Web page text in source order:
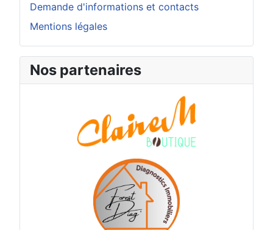
Demande d'informations et contacts
Mentions légales
Nos partenaires